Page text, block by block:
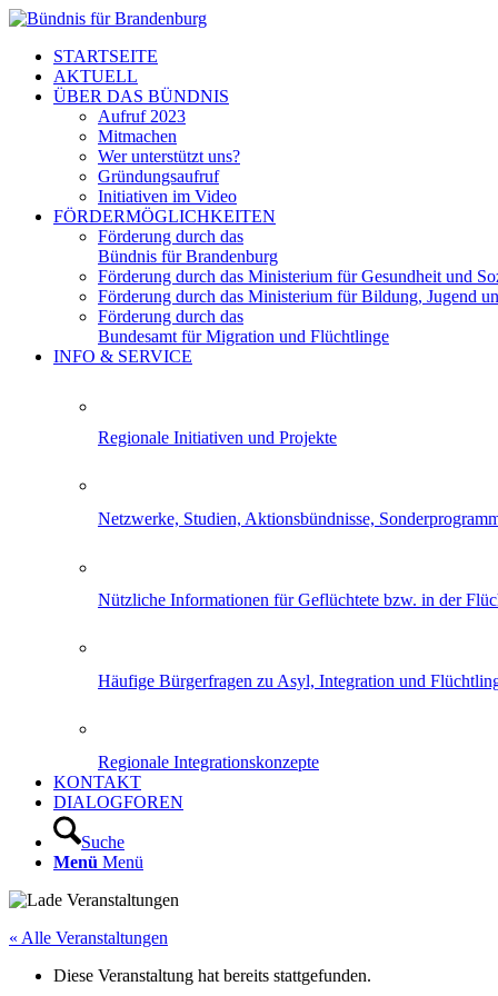
STARTSEITE
AKTUELL
ÜBER DAS BÜNDNIS
Aufruf 2023
Mitmachen
Wer unterstützt uns?
Gründungsaufruf
Initiativen im Video
FÖRDERMÖGLICHKEITEN
Förderung durch das
Bündnis für Brandenburg
Förderung durch das Ministerium für Gesundheit und
Förderung durch das Ministerium für Bildung, Jugend
Förderung durch das
Bundesamt für Migration und Flüchtlinge
INFO & SERVICE
Regionale Initiativen und Projekte
Netzwerke, Studien, Aktionsbündnisse,
Nützliche Informationen für Geflüchtete bzw. in der
Häufige Bürgerfragen zu Asyl, Integration und
Regionale Integrationskonzepte
KONTAKT
DIALOGFOREN
Suche
Menü Menü
« Alle Veranstaltungen
Diese Veranstaltung hat bereits stattgefunden.